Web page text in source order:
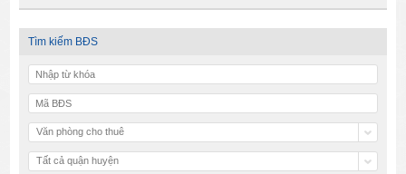
Tìm kiếm BĐS
Văn phòng cho thuê
Tất cả quận huyện